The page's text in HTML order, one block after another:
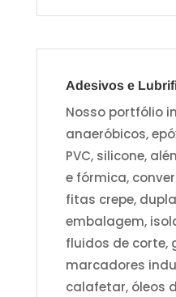
Adesivos e
Nosso portfólio
anaeróbicos,
PVC, silicone,
e fórmica,
fitas crepe,
embalagem,
fluidos de corte,
marcadores
calafetar, óleos